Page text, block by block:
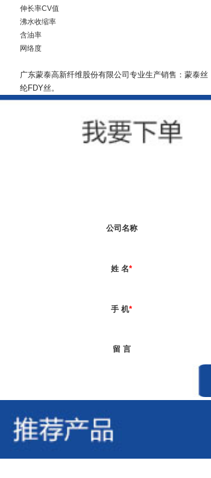
伸长率CV值
沸水收缩率
含油率
网络度
广东蒙泰高新纤维股份有限公司专业生产销售 ：蒙泰丝
纶FDY丝 。
公司名称
姓 名*
手 机*
留 言